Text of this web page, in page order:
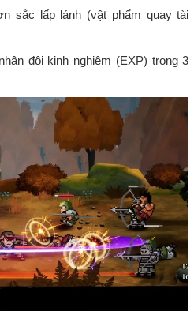
sắc lấp lánh (vật phẩm quay tài
đôi kinh nghiệm (EXP) trong 3